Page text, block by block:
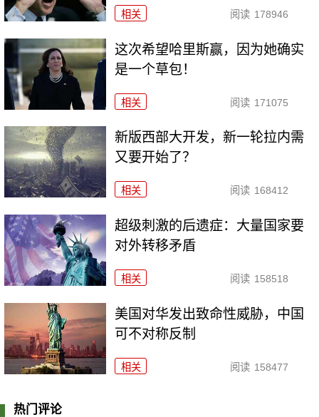
相关 阅读 178946
这次希望哈里斯赢，因为她确实
是一个草包！
相关 阅读 171075
新版西部大开发，新一轮拉内需
又要开始了？
相关 阅读 168412
超级刺激的后遗症：大量国家要
对外转移矛盾
相关 阅读 158518
美国对华发出致命性威胁，中国
可不对称反制
相关 阅读 158477
热门评论